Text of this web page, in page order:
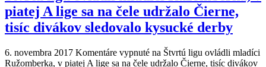
piatej A lige sa na čele udržalo Čierne,
tisíc divákov sledovalo kysucké derby
6. novembra 2017 Komentáre vypnuté na Štvrtú ligu ovládli mladíci
Ružomberka, v piatej A lige sa na čele udržalo Čierne, tisíc divákov